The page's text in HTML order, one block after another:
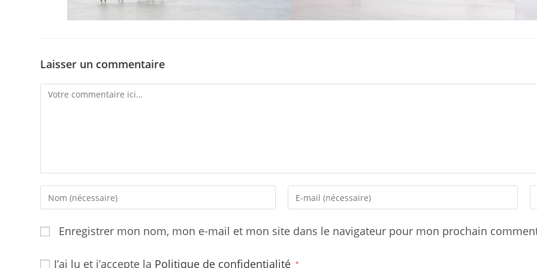
Laisser un commentaire
Comment
Enter
your
or
Enter
your
address
Enregistrer mon nom, mon e-mail et mon site dans le navigateur pour mon prochain
J’ai lu et j’accepte la Politique de confidentialité *